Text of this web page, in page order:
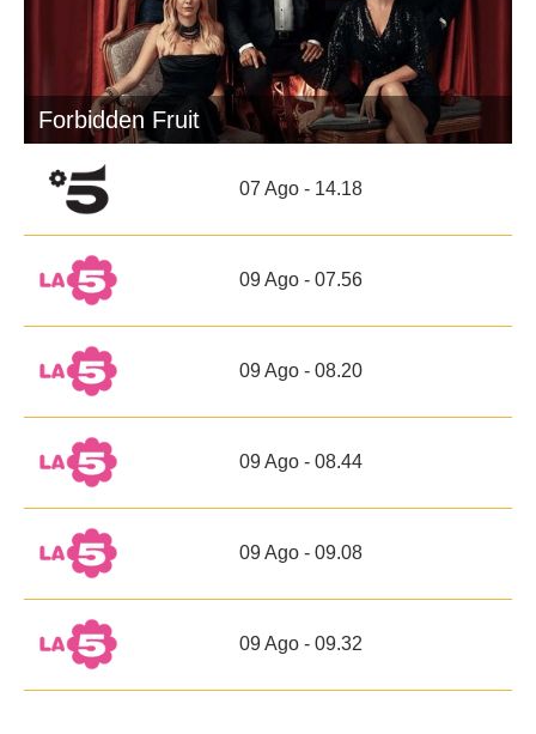
Forbidden Fruit
07 Ago - 14.18
09 Ago - 07.56
09 Ago - 08.20
09 Ago - 08.44
09 Ago - 09.08
09 Ago - 09.32